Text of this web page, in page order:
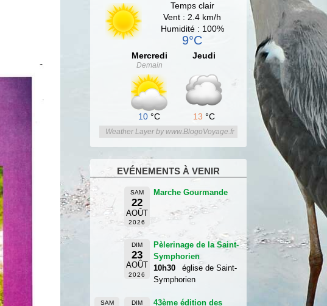
Temps clair
Vent : 2.4 km/h
Humidité : 100%
9°C
Mercredi
Demain
10 °C
Jeudi
13 °C
Weather Layer by www.BlogoVoyage.fr
EVÉNEMENTS À VENIR
SAM
22
AOÛT
2026
Marche Gourmande
DIM
23
AOÛT
2026
Pèlerinage de la Saint-
Symphorien
10h30
église de Saint-
Symphorien
SAM DIM
43ème édition des